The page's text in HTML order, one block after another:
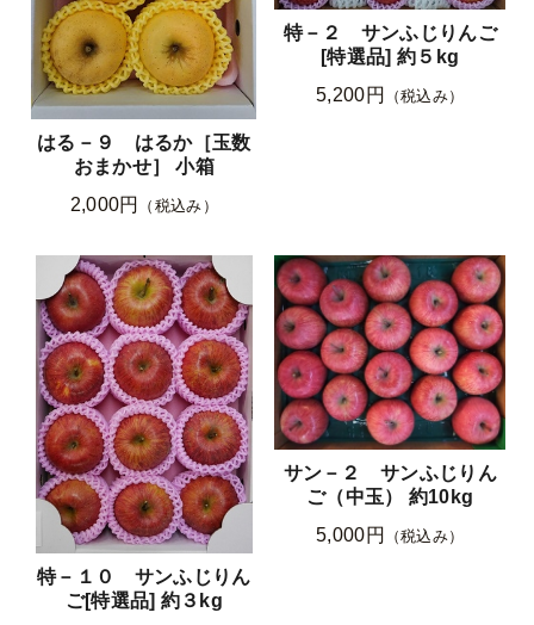
はる－９ はるか［玉数
おまかせ］ 小箱
2,000円
（税込み）
特－２ サンふじりんご
[特選品] 約５kg
5,200円
（税込み）
特－１０ サンふじりん
ご[特選品] 約３kg
サン－２ サンふじりん
ご（中玉） 約10kg
5,000円
（税込み）